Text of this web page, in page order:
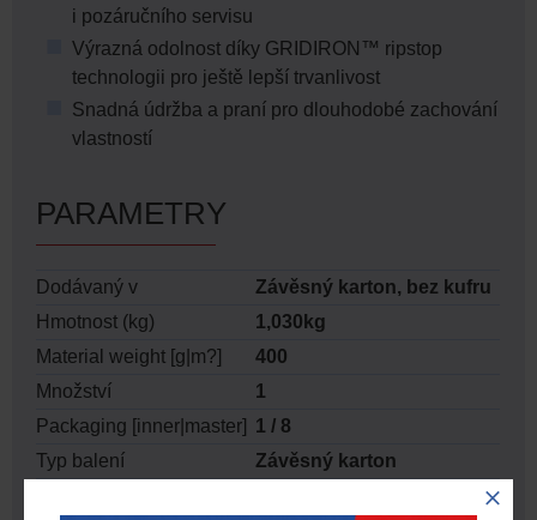
i pozáručního servisu
Výrazná odolnost díky GRIDIRON™ ripstop
technologii pro ještě lepší trvanlivost
Snadná údržba a praní pro dlouhodobé zachování
vlastností
PARAMETRY
Dodávaný v
Závěsný karton, bez kufru
Hmotnost (kg)
1,030kg
Material weight [g|m?]
400
Množství
1
Packaging [inner|master] 1 / 8
Typ balení
Závěsný karton